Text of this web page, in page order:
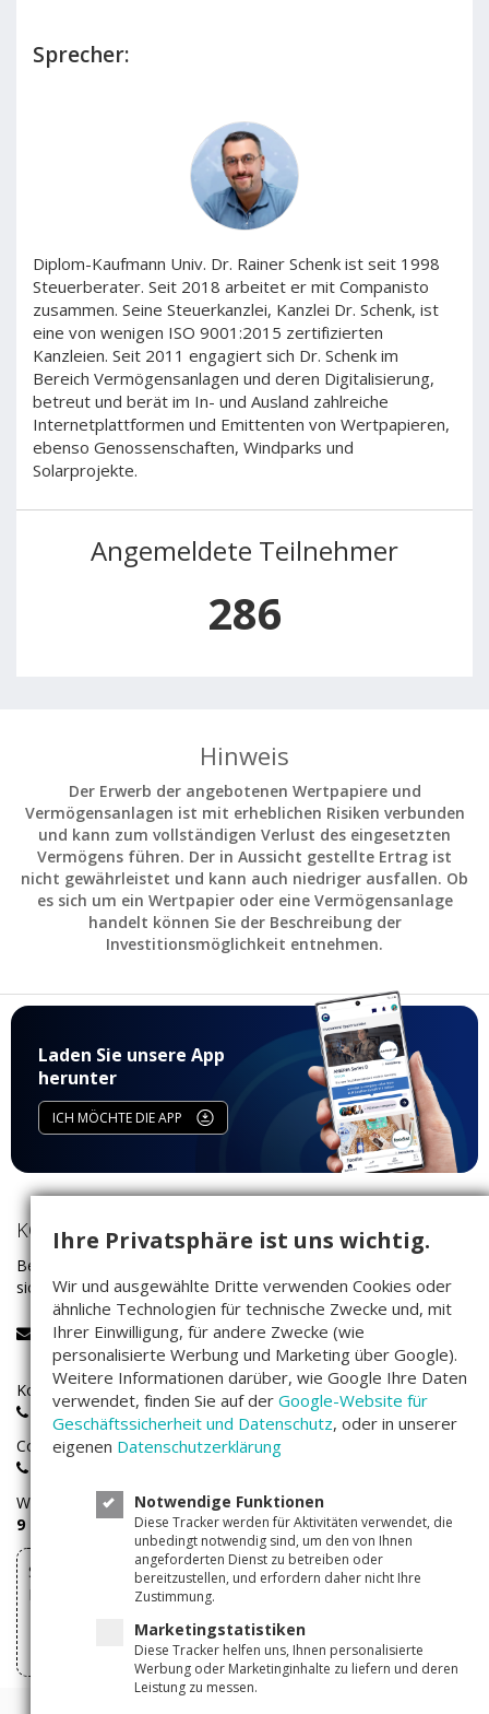
Sprecher:
Diplom-Kaufmann Univ. Dr. Rainer Schenk ist seit 1998
Steuerberater. Seit 2018 arbeitet er mit Companisto
zusammen. Seine Steuerkanzlei, Kanzlei Dr. Schenk, ist
eine von wenigen ISO 9001:2015 zertifizierten
Kanzleien. Seit 2011 engagiert sich Dr. Schenk im
Bereich Vermögensanlagen und deren Digitalisierung,
betreut und berät im In- und Ausland zahlreiche
Internetplattformen und Emittenten von Wertpapieren,
ebenso Genossenschaften, Windparks und
Solarprojekte.
Angemeldete Teilnehmer
286
Hinweis
Der Erwerb der angebotenen Wertpapiere und
Vermögensanlagen ist mit erheblichen Risiken verbunden
und kann zum vollständigen Verlust des eingesetzten
Vermögens führen. Der in Aussicht gestellte Ertrag ist
nicht gewährleistet und kann auch niedriger ausfallen. Ob
es sich um ein Wertpapier oder eine Vermögensanlage
handelt können Sie der Beschreibung der
Investitionsmöglichkeit entnehmen.
KONTAKT
Bei Fragen rund um das Investieren auf Companisto wenden Sie
sich bitte an unser Service-Team:
service@companisto.com
Kostenlose Rufnummer für Investoren aus Deutschland:
0800 - 100 267 0
Companisto-Servicerufnummer:
Wir sind
Montags bis Freitagsvon
9 – 17 Uhr
für Sie erreichbar.
Sie können Ihre über Companisto abgeschlossenen
Investments hier widerrufen
Vertrag widerrufen
Laden Sie unsere App
herunter
ICH MÖCHTE DIE APP
Ihre Privatsphäre ist uns wichtig.
Wir und ausgewählte Dritte verwenden Cookies oder
ähnliche Technologien für technische Zwecke und, mit
Ihrer Einwilligung, für andere Zwecke (wie
personalisierte Werbung und Marketing über Google).
Weitere Informationen darüber, wie Google Ihre Daten
verwendet, finden Sie auf der Google-Website für
Geschäftssicherheit und Datenschutz, oder in unserer
eigenen Datenschutzerklärung
Notwendige Funktionen
Diese Tracker werden für Aktivitäten verwendet, die
unbedingt notwendig sind, um den von Ihnen
angeforderten Dienst zu betreiben oder
bereitzustellen, und erfordern daher nicht Ihre
Zustimmung.
Marketingstatistiken
Diese Tracker helfen uns, Ihnen personalisierte
Werbung oder Marketinginhalte zu liefern und deren
Leistung zu messen.